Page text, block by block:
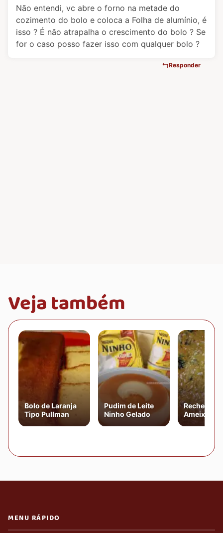
Não entendi, vc abre o forno na metade do
cozimento do bolo e coloca a Folha de alumínio, é
isso ? É não atrapalha o crescimento do bolo ? Se
for o caso posso fazer isso com qualquer bolo ?
Responder
Veja também
Bolo de Laranja
Tipo Pullman
Pudim de Leite
Ninho Gelado
Recheio de
Ameixa
MENU RÁPIDO